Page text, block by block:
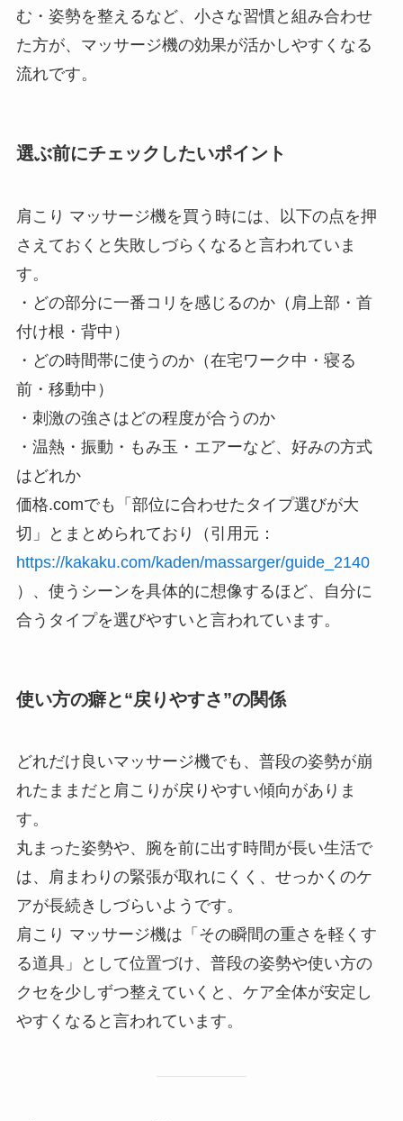
む・姿勢を整えるなど、小さな習慣と組み合わせ
た方が、マッサージ機の効果が活かしやすくなる
流れです。
選ぶ前にチェックしたいポイント
肩こり マッサージ機を買う時には、以下の点を押
さえておくと失敗しづらくなると言われていま
す。
・どの部分に一番コリを感じるのか（肩上部・首
付け根・背中）
・どの時間帯に使うのか（在宅ワーク中・寝る
前・移動中）
・刺激の強さはどの程度が合うのか
・温熱・振動・もみ玉・エアーなど、好みの方式
はどれか
価格.comでも「部位に合わせたタイプ選びが大
切」とまとめられており（引用元：
https://kakaku.com/kaden/massarger/guide_2140
）、使うシーンを具体的に想像するほど、自分に
合うタイプを選びやすいと言われています。
使い方の癖と“戻りやすさ”の関係
どれだけ良いマッサージ機でも、普段の姿勢が崩
れたままだと肩こりが戻りやすい傾向がありま
す。
丸まった姿勢や、腕を前に出す時間が長い生活で
は、肩まわりの緊張が取れにくく、せっかくのケ
アが長続きしづらいようです。
肩こり マッサージ機は「その瞬間の重さを軽くす
る道具」として位置づけ、普段の姿勢や使い方の
クセを少しずつ整えていくと、ケア全体が安定し
やすくなると言われています。